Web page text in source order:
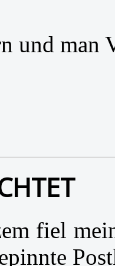
und man
fiel